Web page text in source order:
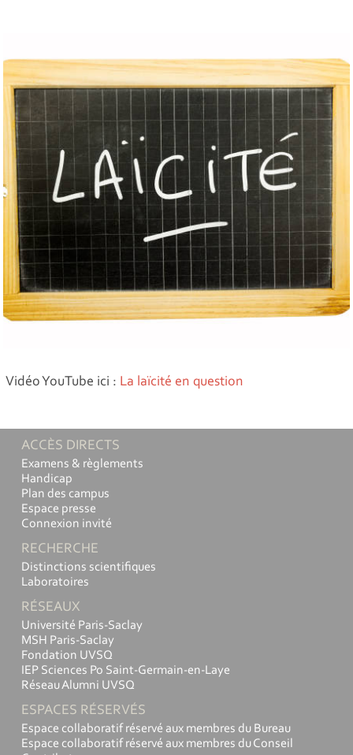
Vidéo YouTube ici : La laïcité en question
ACCÈS DIRECTS
Examens & règlements
Handicap
Plan des campus
Espace presse
Connexion invité
RECHERCHE
Distinctions scientifiques
Laboratoires
RÉSEAUX
Université Paris-Saclay
MSH Paris-Saclay
Fondation UVSQ
IEP Sciences Po Saint-Germain-en-Laye
Réseau Alumni UVSQ
ESPACES RÉSERVÉS
Espace collaboratif réservé aux membres du Bureau
Espace collaboratif réservé aux membres du Conseil